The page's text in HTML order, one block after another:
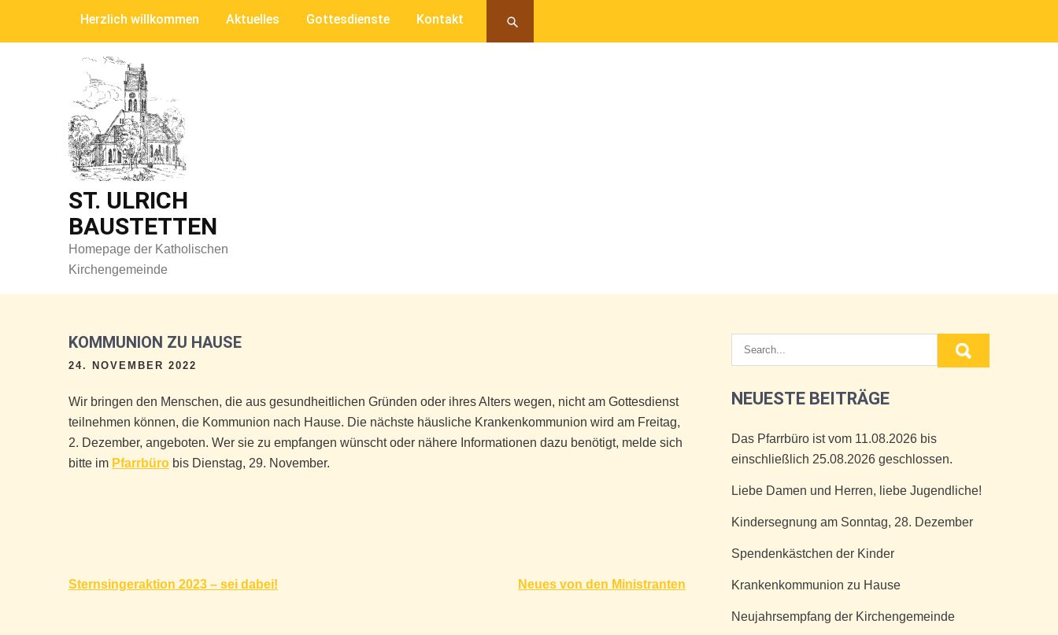
Herzlich willkommen Aktuelles Gottesdienste Kontakt
ST. ULRICH
BAUSTETTEN
Homepage der Katholischen
Kirchengemeinde
KOMMUNION ZU HAUSE
24. NOVEMBER 2022
Wir bringen den Menschen, die aus gesundheitlichen Gründen oder ihres Alters wegen, nicht am Gottesdienst
teilnehmen können, die Kommunion nach Hause. Die nächste häusliche Krankenkommunion wird am Freitag,
2. Dezember, angeboten. Wer sie zu empfangen wünscht oder nähere Informationen dazu benötigt, melde sich
bitte im Pfarrbüro bis Dienstag, 29. November.
Beitragsnavigation
Sternsingeraktion 2023 – sei dabei! Neues von den Ministranten
NEUESTE BEITRÄGE
Das Pfarrbüro ist vom 11.08.2026 bis
einschließlich 25.08.2026 geschlossen.
Liebe Damen und Herren, liebe Jugendliche!
Kindersegnung am Sonntag, 28. Dezember
Spendenkästchen der Kinder
Krankenkommunion zu Hause
Neujahrsempfang der Kirchengemeinde